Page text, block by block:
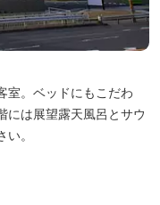
室。ベッドにもこだわ
には展望露天風呂とサウ
。